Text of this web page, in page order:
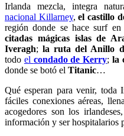
Irlanda mezcla, integra
nacional Killarney,el castillo
región donde se hace surf
citadas mágicas islas de
Iveragh;la ruta del Anillo
todo el condado de Kerry;la
donde se botó el Titanic…
Qué esperan para venir, toda
fáciles conexiones aéreas,
acogedores son los
información y ser hospitalarios